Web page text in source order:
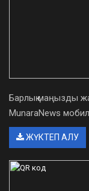
Барлық маңызды
MunaraNews
ЖҮКТЕП АЛУ